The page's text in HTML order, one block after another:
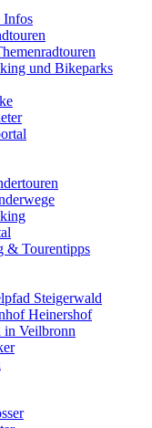
Infos
und Bikeparks
& Tourentipps
Steigerwald
Heinershof
Veilbronn